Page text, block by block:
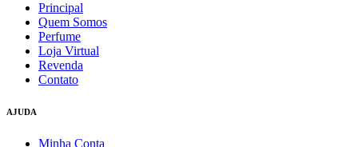
Principal
Quem Somos
Perfume
Loja Virtual
Revenda
Contato
AJUDA
Minha Conta